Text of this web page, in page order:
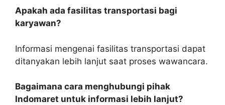
Apakah ada fasilitas transportasi bagi
karyawan?
Informasi mengenai fasilitas transportasi dapat
ditanyakan lebih lanjut saat proses wawancara.
Bagaimana cara menghubungi pihak
Indomaret untuk informasi lebih lanjut?